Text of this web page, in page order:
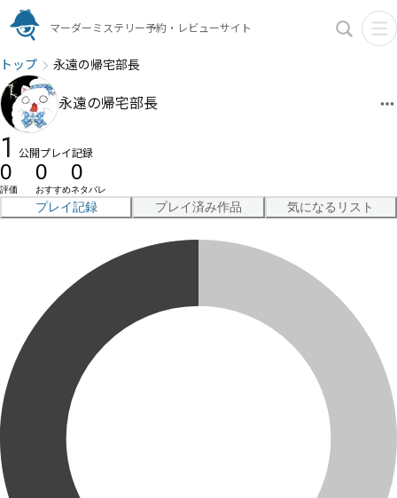
マーダーミステリー予約・レビューサイト
トップ 永遠の帰宅部長
永遠の帰宅部長
1 公開プレイ記録
0
評価
0
おすすめ
0
ネタバレ
プレイ記録 プレイ済み作品 気になるリスト